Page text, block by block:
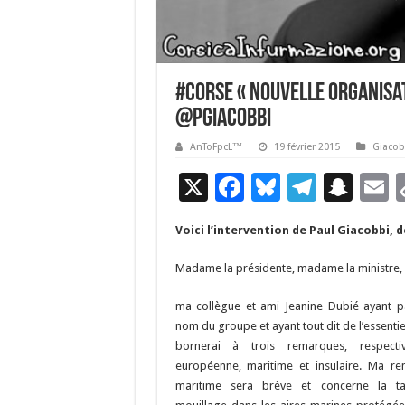
#Corse « Nouvelle
@PGiacobbi
AnToFpcL™ 19 février 2015
X F
ac
e
b
o
o
k
Bl
u
es
ky
T
el
e
gr
a
m
S
a
p
c
h
at
E
l
Voici l’intervention de Paul Giacobbi,
Madame la présidente, madame la ministre,
ma collègue et ami Jeanine Dubié ayant
nom du groupe et ayant tout dit de
bornerai à trois remarques,
européenne, maritime et insulaire. Ma
maritime sera brève et concerne la